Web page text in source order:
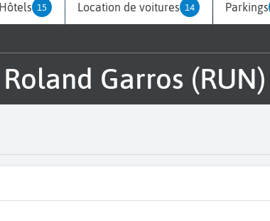
Hôtels 15 Location de voitures 14 Parkings
Garros (RUN)